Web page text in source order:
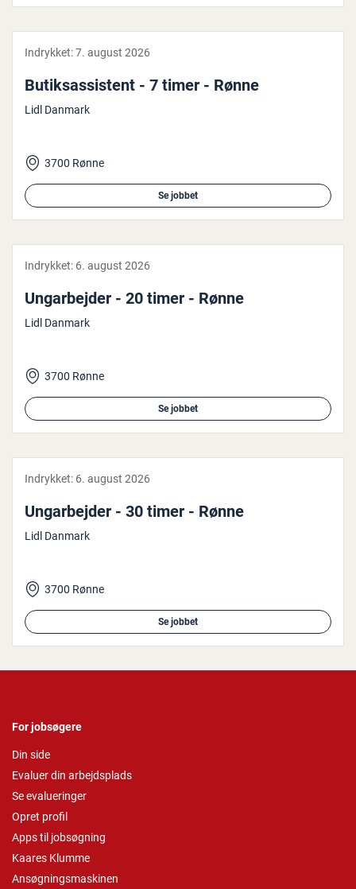
Indrykket:7. august 2026
Bu­tiksas­si­stent - 7 timer - Rønne
Lidl Danmark
3700 Rønne
Se jobbet
Indrykket: 6. august 2026
Un­g­ar­bej­der - 20 timer - Rønne
Lidl Danmark
3700 Rønne
Se jobbet
Indrykket: 6. august 2026
Un­g­ar­bej­der - 30 timer - Rønne
Lidl Danmark
3700 Rønne
Se jobbet
For jobsøgere
Din side
Evaluer din arbejdsplads
Se evalueringer
Opret profil
Apps til jobsøgning
Kaares Klumme
Ansøgningsmaskinen